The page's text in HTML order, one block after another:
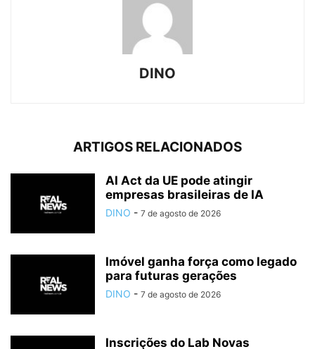
DINO
ARTIGOS RELACIONADOS
AI Act da UE pode atingir
empresas brasileiras de IA
DINO - 7 de agosto de 2026
Imóvel ganha força como legado
para futuras gerações
DINO - 7 de agosto de 2026
Inscrições do Lab Novas